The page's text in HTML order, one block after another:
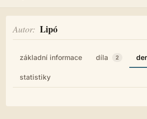
Autor Lipó
základní informace díla 2
statistiky